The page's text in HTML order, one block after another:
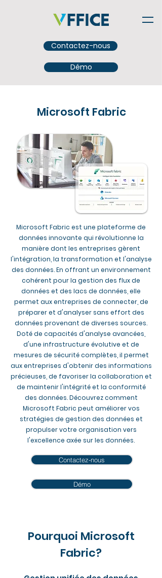
Contactez-nous
Démo
Microsoft Fabric
Microsoft Fabric est une plateforme de
données innovante qui révolutionne la
manière dont les entreprises gèrent
l'intégration, la transformation et l'analyse
des données. En offrant un environnement
cohérent pour la gestion des flux de
données et des lacs de données, elle
permet aux entreprises de connecter, de
préparer et d'analyser sans effort des
données provenant de diverses sources.
Doté de capacités d'analyse avancées,
d'une infrastructure évolutive et de
mesures de sécurité complètes, il permet
aux entreprises d'obtenir des informations
précieuses, de favoriser la collaboration et
de maintenir l'intégrité et la conformité
des données. Découvrez comment
Microsoft Fabric peut améliorer vos
stratégies de gestion des données et
propulser votre organisation vers
l'excellence axée sur les données.
Contactez-nous
Démo
Pourquoi Microsoft
Fabric?